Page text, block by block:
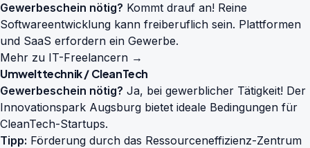
Gewerbeschein nötig? Kommt drauf an! Reine
Softwareentwicklung kann freiberuflich sein. Plattformen
und SaaS erfordern ein Gewerbe.
Mehr zu IT-Freelancern →
Umwelttechnik / CleanTech
Gewerbeschein nötig? Ja, bei gewerblicher Tätigkeit! Der
Innovationspark Augsburg bietet ideale Bedingungen für
CleanTech-Startups.
Tipp: Förderung durch das Ressourceneffizienz-Zentrum